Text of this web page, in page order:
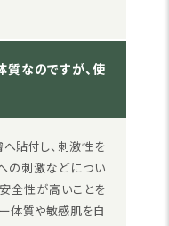
質なのですが、使
へ貼付し、刺激性を
の刺激などについ
全性が高いことを
体質や敏感肌を自